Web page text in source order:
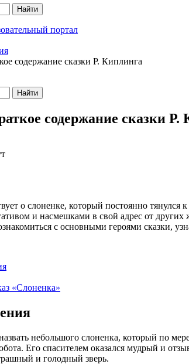
Найти
портал
содержание сказки Р. Киплинга
Найти
содержание сказки Р.
о слоненке, который постоянно
и насмешками в свой адрес от
с основными героями сказки,
«Слоненка»
небольшого слоненка, который по
Его спасителем оказался мудрый и
и голодный зверь.